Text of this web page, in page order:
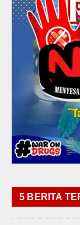
5 BERITA